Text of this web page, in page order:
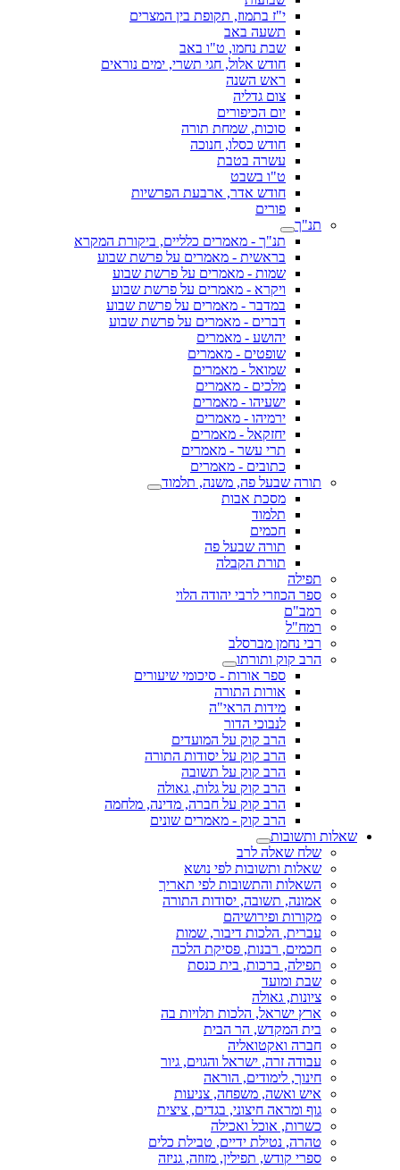
י"ז בתמוז, תקופת בין המצרים
תשעה באב
שבת נחמו, ט"ו באב
חודש אלול, חגי תשרי, ימים נוראים
ראש השנה
צום גדליה
יום הכיפורים
סוכות, שמחת תורה
חודש כסלו, חנוכה
עשרה בטבת
ט"ו בשבט
חודש אדר, ארבעת הפרשיות
פורים
תנ"ך
תנ"ך - מאמרים כלליים, ביקורת המקרא
בראשית - מאמרים על פרשת שבוע
שמות - מאמרים על פרשת שבוע
ויקרא - מאמרים על פרשת שבוע
במדבר - מאמרים על פרשת שבוע
דברים - מאמרים על פרשת שבוע
יהושע - מאמרים
שופטים - מאמרים
שמואל - מאמרים
מלכים - מאמרים
ישעיהו - מאמרים
ירמיהו - מאמרים
יחזקאל - מאמרים
תרי עשר - מאמרים
כתובים - מאמרים
תורה שבעל פה, משנה, תלמוד
מסכת אבות
תלמוד
חכמים
תורה שבעל פה
תורת הקבלה
תפילה
ספר הכוזרי לרבי יהודה הלוי
רמב"ם
רמח"ל
רבי נחמן מברסלב
הרב קוק ותורתו
ספר אורות - סיכומי שיעורים
אורות התורה
מידות הראי"ה
לנבוכי הדור
הרב קוק על המועדים
הרב קוק על יסודות התורה
הרב קוק על תשובה
הרב קוק על גלות, גאולה
הרב קוק על חברה, מדינה, מלחמה
הרב קוק - מאמרים שונים
שאלות ותשובות
שלח שאלה לרב
שאלות ותשובות לפי נושא
השאלות והתשובות לפי תאריך
אמונה, תשובה, יסודות התורה
מקורות ופירושיהם
עברית, הלכות דיבור, שמות
חכמים, רבנות, פסיקת הלכה
תפילה, ברכות, בית כנסת
שבת ומועד
ציונות, גאולה
ארץ ישראל, הלכות תלויות בה
בית המקדש, הר הבית
חברה ואקטואליה
עבודה זרה, ישראל והגוים, גיור
חינוך, לימודים, הוראה
איש ואשה, משפחה, צניעות
גוף ומראה חיצוני, בגדים, ציצית
כשרות, אוכל ואכילה
טהרה, נטילת ידיים, טבילת כלים
ספרי קודש, תפילין, מזוזה, גניזה